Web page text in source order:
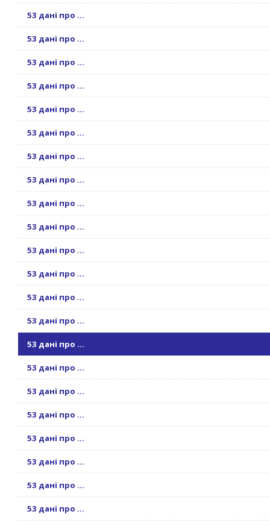
53 дані про ...
53 дані про ...
53 дані про ...
53 дані про ...
53 дані про ...
53 дані про ...
53 дані про ...
53 дані про ...
53 дані про ...
53 дані про ...
53 дані про ...
53 дані про ...
53 дані про ...
53 дані про ...
53 дані про ...
53 дані про ...
53 дані про ...
53 дані про ...
53 дані про ...
53 дані про ...
53 дані про ...
53 дані про ...